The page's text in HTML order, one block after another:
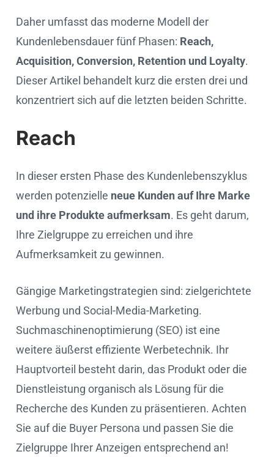
Daher umfasst das moderne Modell der
Kundenlebensdauer fünf Phasen: Reach,
Acquisition, Conversion, Retention und Loyalty.
Dieser Artikel behandelt kurz die ersten drei und
konzentriert sich auf die letzten beiden Schritte.
Reach
In dieser ersten Phase des Kundenlebenszyklus
werden potenzielle neue Kunden auf Ihre Marke
und ihre Produkte aufmerksam. Es geht darum,
Ihre Zielgruppe zu erreichen und ihre
Aufmerksamkeit zu gewinnen.
Gängige Marketingstrategien sind: zielgerichtete
Werbung und Social-Media-Marketing.
Suchmaschinenoptimierung (SEO) ist eine
weitere äußerst effiziente Werbetechnik. Ihr
Hauptvorteil besteht darin, das Produkt oder die
Dienstleistung organisch als Lösung für die
Recherche des Kunden zu präsentieren. Achten
Sie auf die Buyer Persona und passen Sie die
Zielgruppe Ihrer Anzeigen entsprechend an!